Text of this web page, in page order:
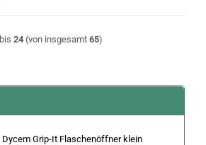
bis 24 (von insgesamt 65)
Dycem Grip-It Flaschenöffner klein